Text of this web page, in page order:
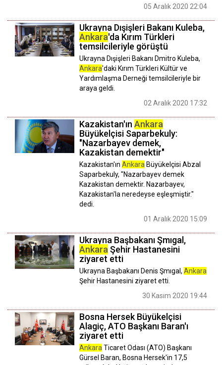
05 Aralık 2020 22:04
Ukrayna Dışişleri Bakanı Kuleba,
Ankara'da Kırım Türkleri
temsilcileriyle görüştü
Ukrayna Dışişleri Bakanı Dmitro Kuleba,
Ankara'daki Kırım Türkleri Kültür ve
Yardımlaşma Derneği temsilcileriyle bir
araya geldi.
02 Aralık 2020 17:32
Kazakistan'ın Ankara
Büyükelçisi Saparbekuly:
"Nazarbayev demek,
Kazakistan demektir"
Kazakistan'ın Ankara Büyükelçisi Abzal
Saparbekuly, "Nazarbayev demek
Kazakistan demektir. Nazarbayev,
Kazakistan'la neredeyse eşleşmiştir."
dedi.
01 Aralık 2020 15:09
Ukrayna Başbakanı Şmıgal,
Ankara Şehir Hastanesini
ziyaret etti
Ukrayna Başbakanı Denis Şmıgal, Ankara
Şehir Hastanesini ziyaret etti.
30 Kasım 2020 19:44
Bosna Hersek Büyükelçisi
Alagiç, ATO Başkanı Baran'ı
ziyaret etti
Ankara Ticaret Odası (ATO) Başkanı
Gürsel Baran, Bosna Hersek'in 17,5